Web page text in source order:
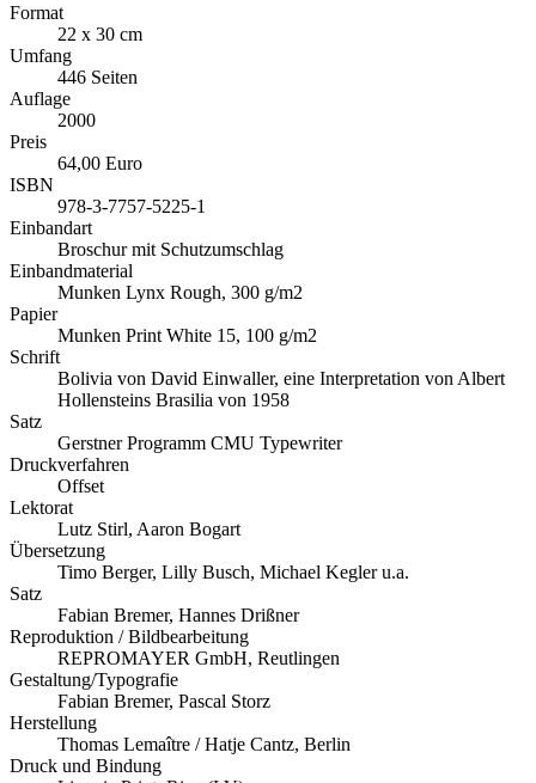
Format
22 x 30 cm
Umfang
446 Seiten
Auflage
2000
Preis
64,00 Euro
ISBN
978-3-7757-5225-1
Einbandart
Broschur mit Schutzumschlag
Einbandmaterial
Munken Lynx Rough, 300 g/m2
Papier
Munken Print White 15, 100 g/m2
Schrift
Bolivia von David Einwaller, eine Interpretation von Albert
Hollensteins Brasilia von 1958
Satz
Gerstner Programm CMU Typewriter
Druckverfahren
Offset
Lektorat
Lutz Stirl, Aaron Bogart
Übersetzung
Timo Berger, Lilly Busch, Michael Kegler u.a.
Satz
Fabian Bremer, Hannes Drißner
Reproduktion / Bildbearbeitung
REPROMAYER GmbH, Reutlingen
Gestaltung/Typografie
Fabian Bremer, Pascal Storz
Herstellung
Thomas Lemaître / Hatje Cantz, Berlin
Druck und Bindung